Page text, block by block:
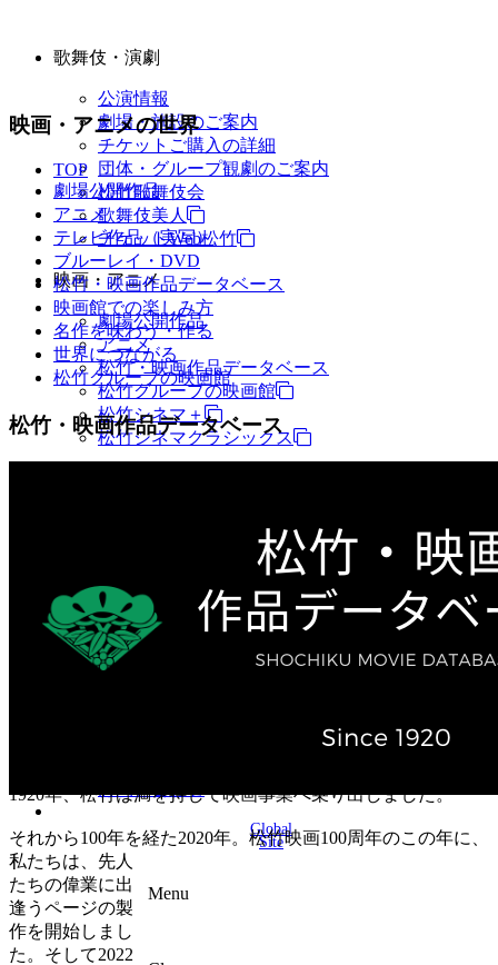
歌舞伎・演劇
公演情報
劇場・施設のご案内
チケットご購入の詳細
団体・グループ観劇のご案内
松竹歌舞伎会
歌舞伎美人
チケットWeb松竹
映画・アニメ
劇場公開作品
アニメ
松竹・映画作品データベース
松竹グループの映画館
松竹シネマ＋
松竹シネマクラシックス
松竹ストア（通販サイト）
ゲーム事業（English）
企業情報
会社案内
Global
Site
Menu
映画・アニメの世界
TOP
劇場公開作品
アニメ
テレビ作品（実写）
ブルーレイ・DVD
松竹・映画作品データベース
映画館での楽しみ方
名作を味わう・作る
世界につながる
松竹グループの映画館
松竹・映画作品データベース
1920年、松竹は満を持して映画事業へ乗り出しました。
それから100年を経た2020年。松竹映画100周年のこの年に、
私たちは、先人
たちの偉業に出
逢うページの製
作を開始しまし
た。そして2022